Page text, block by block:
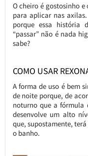
O cheiro é gostosinho
para aplicar nas
porque essa história
“passar” não é nada
sabe?
COMO USAR
A forma de uso é bem
de noite porque, de
noturno que a fórmula
desenvolve um alto
que, supostamente,
o banho.